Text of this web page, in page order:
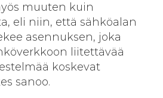
muuten kuin
eli niin, että sähköalan
asennuksen, joka
liitettävää
koskevat
sanoo.